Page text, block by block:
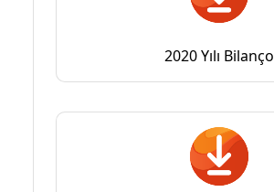
2020 Yılı Bilanço